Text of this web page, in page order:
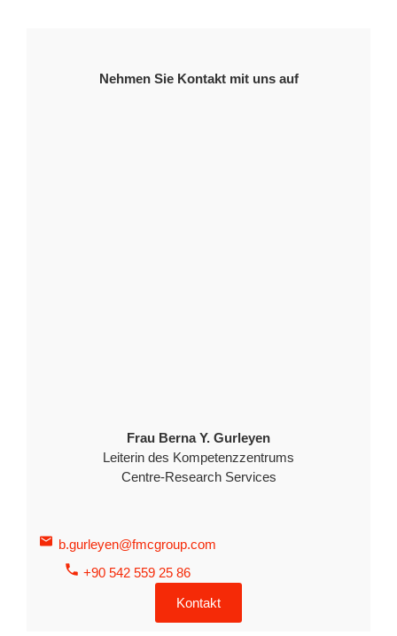
Nehmen Sie Kontakt mit uns auf
Frau Berna Y. Gurleyen
Leiterin des Kompetenzzentrums
Centre-Research Services
b.gurleyen@fmcgroup.com
+90 542 559 25 86
Kontakt